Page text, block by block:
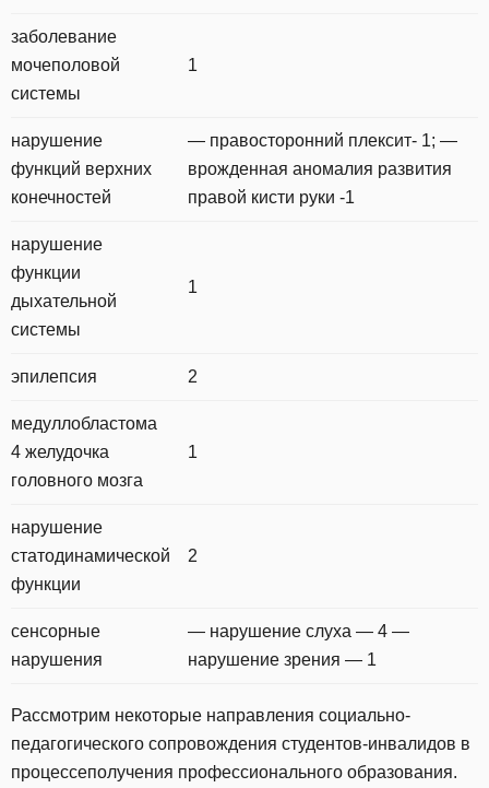
заболевание
мочеполовой
системы
1
нарушение
функций верхних
конечностей
— правосторонний плексит- 1; —
врожденная аномалия развития
правой кисти руки -1
нарушение
функции
дыхательной
системы
1
эпилепсия 2
медуллобластома
4 желудочка
головного мозга
1
нарушение
статодинамической
функции
2
сенсорные
нарушения
— нарушение слуха — 4 —
нарушение зрения — 1
Рассмотрим некоторые направления социально-
педагогического сопровождения студентов-инвалидов в
процессеполучения профессионального образования.